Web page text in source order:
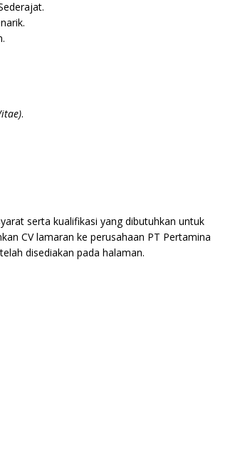
.
serta kualifikasi yang dibutuhkan untuk
CV lamaran ke perusahaan PT Pertamina
disediakan pada halaman.